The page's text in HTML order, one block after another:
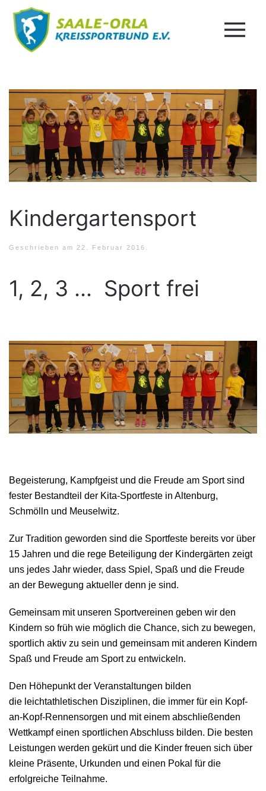
Kindergartensport
Geschrieben am 22. Februar 2016
1, 2, 3 … Sport frei
Begeisterung, Kampfgeist und die Freude am Sport sind
fester Bestandteil der Kita-Sportfeste in Altenburg,
Schmölln und Meuselwitz.
Zur Tradition geworden sind die Sportfeste bereits vor über
15 Jahren und die rege Beteiligung der Kindergärten zeigt
uns jedes Jahr wieder, dass Spiel, Spaß und die Freude
an der Bewegung aktueller denn je sind.
Gemeinsam mit unseren Sportvereinen geben wir den
Kindern so früh wie möglich die Chance, sich zu bewegen,
sportlich aktiv zu sein und gemeinsam mit anderen Kindern
Spaß und Freude am Sport zu entwickeln.
Den Höhepunkt der Veranstaltungen bilden
die leichtathletischen Disziplinen, die immer für ein Kopf-
an-Kopf-Rennensorgen und mit einem abschließenden
Wettkampf einen sportlichen Abschluss bilden. Die besten
Leistungen werden gekürt und die Kinder freuen sich über
kleine Präsente, Urkunden und einen Pokal für die
erfolgreiche Teilnahme.